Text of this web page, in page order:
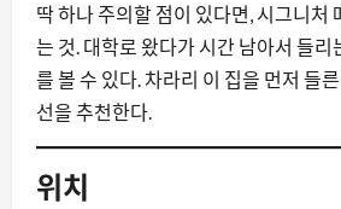
딱 하나 주의할 점이 있다면, 시그니처
는 것. 대학로 왔다가 시간 남아서 들리
를 볼 수 있다. 차라리 이 집을 먼저 들
선을 추천한다.
위치